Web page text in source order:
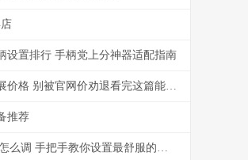
设置排行 手柄党上分神器适配指南
王者荣耀战队扩展价格 别被官网价劝退看完这篇能省一半
推荐
王者荣耀3D视角怎么调 手把手教你设置最舒服的视角